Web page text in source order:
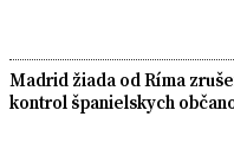
Madrid žiada od Ríma
kontrol španielskych